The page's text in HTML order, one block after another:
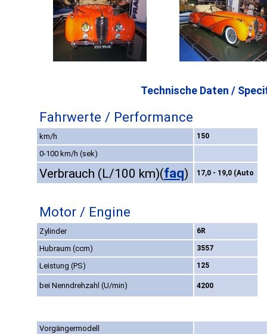
Technische Daten /
Fahrwerte / Performance
km/h 150
0-100 km/h (sek)
Verbrauch (L/100 km)(faq) 17,0 - 19,0 (Auto
Motor / Engine
Zylinder 6R
Hubraum (ccm) 3557
Leistung (PS) 125
bei Nenndrehzahl (U/min) 4200
Vorgängermodell